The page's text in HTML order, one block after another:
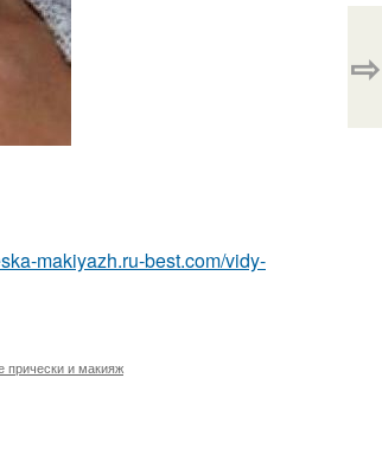
makiyazh.ru-best.com/vidy-
прически и макияж
⇨